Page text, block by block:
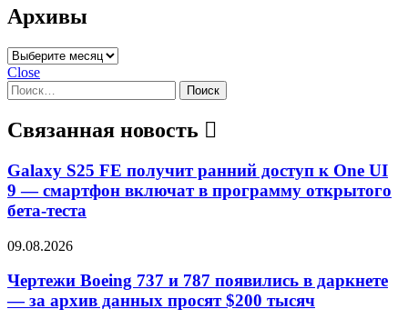
Архивы
Архивы
Close
Найти:
Связанная новость
Galaxy S25 FE получит ранний доступ к One UI
9 — смартфон включат в программу открытого
бета-теста
09.08.2026
Чертежи Boeing 737 и 787 появились в даркнете
— за архив данных просят $200 тысяч